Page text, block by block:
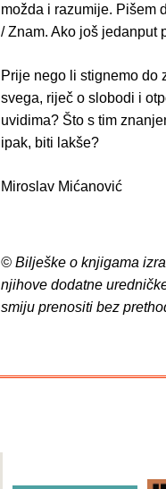
možda i razumije. Pišem
/ Znam. Ako još jedanput
Prije nego li stignemo do
svega, riječ o slobodi i
uvidima? Što s tim
ipak, biti lakše?
Miroslav Mićanović
© Bilješke o knjigama
njihove dodatne
smiju prenositi bez